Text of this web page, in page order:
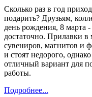
Сколько раз в год
подарить? Друзьям,
день рождения, 8 марта
достаточно. Прилавки в
сувениров, магнитов и
и стоят недорого,
отличный вариант для
работы.
Подробнее...